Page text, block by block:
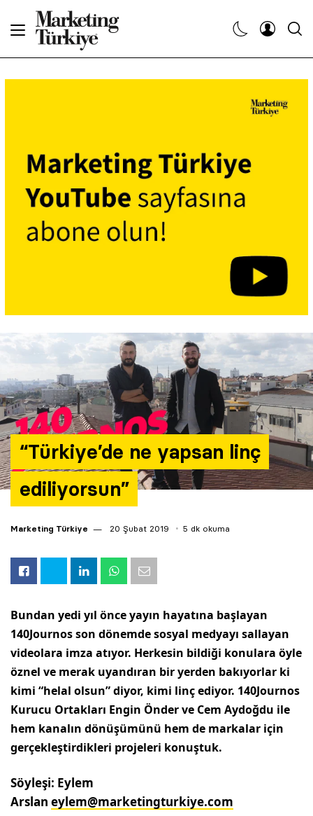
“Türkiye’de ne yapsan linç
ediliyorsun”
Marketing Türkiye 20 Şubat 2019 5 dk okuma
Bundan yedi yıl önce yayın hayatına başlayan
140Journos son dönemde sosyal medyayı sallayan
videolara imza atıyor. Herkesin bildiği konulara öyle
öznel ve merak uyandıran bir yerden bakıyorlar ki
kimi “helal olsun” diyor, kimi linç ediyor. 140Journos
Kurucu Ortakları Engin Önder ve Cem Aydoğdu ile
hem kanalın dönüşümünü hem de markalar için
gerçekleştirdikleri projeleri konuştuk.
Söyleşi: Eylem
Arslaneylem@marketingturkiye.com
Dergiler
Etkinlikler
Araştırma